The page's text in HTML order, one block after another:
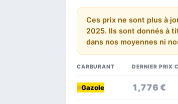
Ces prix ne sont plus à
2025. Ils sont donnés à
dans nos moyennes ni
CARBURANT DERNIER PRIX
Gazole 1,776 €